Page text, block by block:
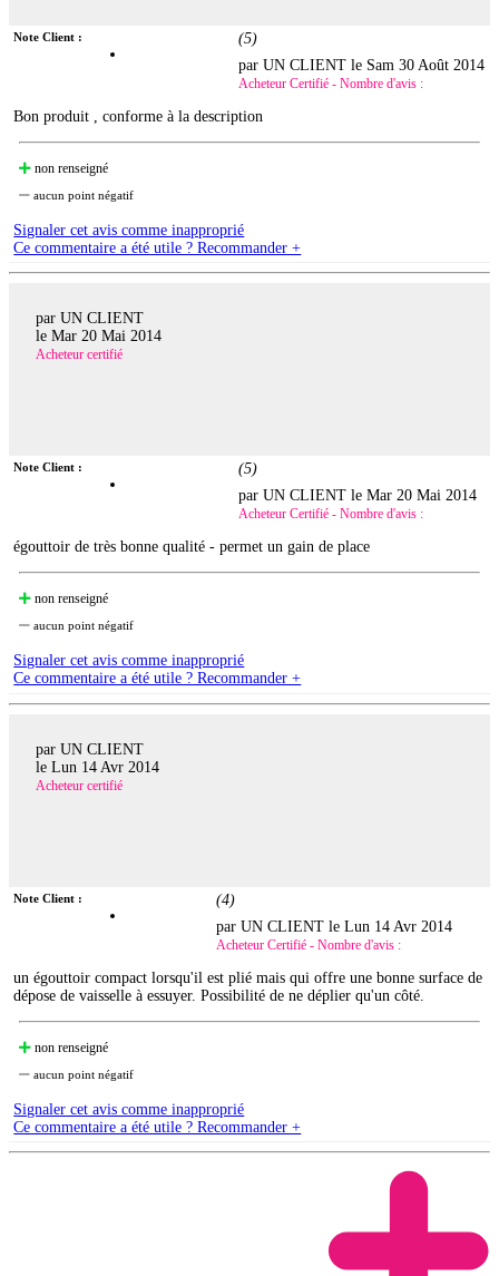
Note Client : (5)
par UN CLIENT le Sam 30 Août 2014
Acheteur Certifié - Nombre d'avis :
Bon produit , conforme à la description
non renseigné
aucun point négatif
Signaler cet avis comme inapproprié
Ce commentaire a été utile ? Recommander +
par UN CLIENT
le Mar 20 Mai 2014
Acheteur certifié
Note Client : (5)
par UN CLIENT leMar 20 Mai 2014
Acheteur Certifié - Nombre d'avis :
égouttoir de très bonne qualité - permet un gain de place
non renseigné
aucun point négatif
Signaler cet avis comme inapproprié
Ce commentaire a été utile ? Recommander +
par UN CLIENT
le Lun 14 Avr 2014
Acheteur certifié
Note Client : (4)
par UN CLIENT leLun 14 Avr 2014
Acheteur Certifié - Nombre d'avis :
un égouttoir compact lorsqu'il est plié mais qui offre une bonne surface de
dépose de vaisselle à essuyer. Possibilité de ne déplier qu'un côté.
non renseigné
aucun point négatif
Signaler cet avis comme inapproprié
Ce commentaire a été utile ? Recommander +